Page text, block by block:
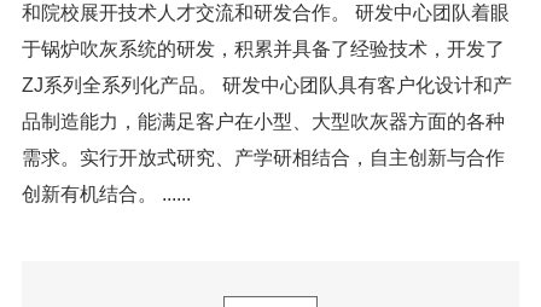
和院校展开技术人才交流和研发合作。 研发中心团队着眼
于锅炉吹灰系统的研发，积累并具备了经验技术，开发了
ZJ系列全系列化产品。 研发中心团队具有客户化设计和产
品制造能力，能满足客户在小型、大型吹灰器方面的各种
需求。实行开放式研究、产学研相结合，自主创新与合作
创新有机结合。 ......
优良的质量和合理的价格让客户感受到产品和服务。
3、我们对待每一位客户无论工程大小，一视同仁，用心用意
为每一位客户服务，一次合作终生朋友。
4、我们的售后服务有始有终，让客户买的放心，给他们安全
5、诚信是商务活动中最主要也是最基本的。人无信则不立，
诚信便是我们的最大资本。